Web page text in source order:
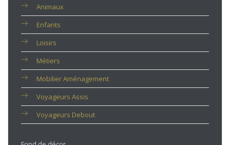
Animaux
Enfants
Loisirs
Métiers
Mobilier Aménagement
Voyageurs Assis
Voyageurs Debout